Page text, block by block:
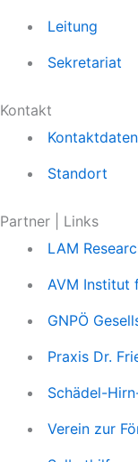
Leitung
Sekretariat
Kontakt
Kontaktdaten
Standort
Partner | Links
LAM
AVM Institut
GNPÖ
Praxis Dr.
Schädel-
Verein zur